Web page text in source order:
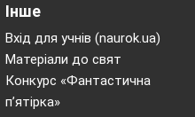
Інше
Вхід для учнів (naurok.ua)
Матеріали до свят
Конкурс «Фантастична
п’ятірка»